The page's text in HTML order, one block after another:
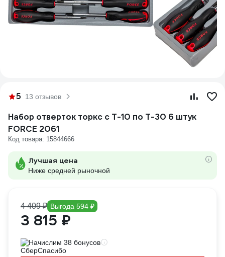
5 13 отзывов
Набор отверток торкс с Т-10 по Т-30 6 штук
FORCE 2061
Код товара: 15844666
Лучшая цена
Ниже средней рыночной
4 409 ₽ Выгода 594 ₽
3 815 ₽
Начислим 38 бонусов